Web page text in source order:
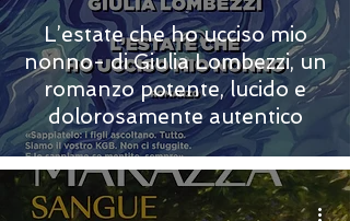
L’estate che ho ucciso mio
nonno- di Giulia Lombezzi, un
romanzo potente, lucido e
dolorosamente autentico